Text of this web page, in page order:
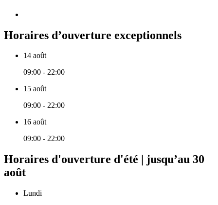
Horaires d’ouverture exceptionnels
14 août
09:00 - 22:00
15 août
09:00 - 22:00
16 août
09:00 - 22:00
Horaires d'ouverture d'été | jusqu’au 30
août
Lundi